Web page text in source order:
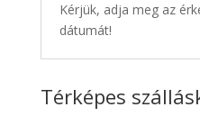
Kérjük, adja meg az
dátumát!
Térképes